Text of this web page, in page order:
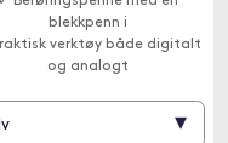
blekkpenn i
verktøy både digitalt
og analogt
▾